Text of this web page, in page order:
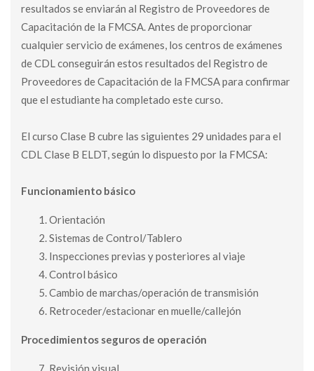
resultados se enviarán al Registro de Proveedores de
Capacitación de la FMCSA. Antes de proporcionar
cualquier servicio de exámenes, los centros de exámenes
de CDL conseguirán estos resultados del Registro de
Proveedores de Capacitación de la FMCSA para confirmar
que el estudiante ha completado este curso.
El curso Clase B cubre las siguientes 29 unidades para el
CDL Clase B ELDT, según lo dispuesto por la FMCSA:
Funcionamiento básico
Orientación
Sistemas de Control/Tablero
Inspecciones previas y posteriores al viaje
Control básico
Cambio de marchas/operación de transmisión
Retroceder/estacionar en muelle/callejón
Procedimientos seguros de operación
Revisión visual